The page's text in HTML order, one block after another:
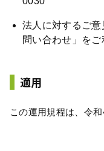
法人に対するご
問い合わせ」をご
適用
この運用規程は、令